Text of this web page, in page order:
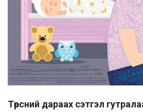
Төрсний дараах сэтгэл